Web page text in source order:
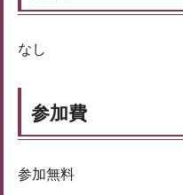
なし
参加費
参加無料